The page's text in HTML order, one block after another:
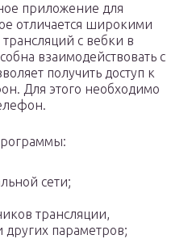
приложение для
отличается широкими
с вебки в
взаимодействовать с
получить доступ к
Для этого необходимо
сети;
трансляции,
других параметров;